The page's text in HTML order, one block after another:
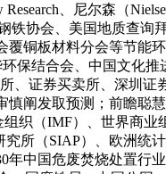
、尼尔森（
协会、美国地质查
铜板材料分会等节能
结合会、中国文化
证券买卖所、深圳
阐发取预测；前瞻聪
织（IMF）、世界商
所（SIAP）、欧洲统
年中国危废焚烧处置